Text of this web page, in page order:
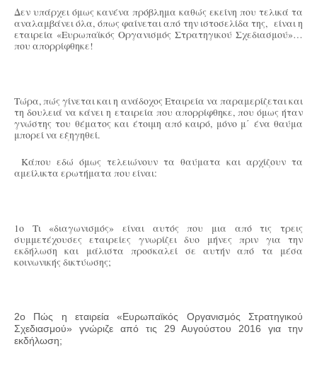
Δεν υπάρχει όμως κανένα πρόβλημα καθώς εκείνη που τελικά τα
αναλαμβάνει όλα, όπως φαίνεται από την ιστοσελίδα της, είναι η
εταιρεία «Ευρωπαϊκός Οργανισμός Στρατηγικού Σχεδιασμού»…
που απορρίφθηκε!
Τώρα, πώς γίνεται και η ανάδοχος Εταιρεία να παραμερίζεται και
τη δουλειά να κάνει η εταιρεία που απορρίφθηκε, που όμως ήταν
γνώστης του θέματος και έτοιμη από καιρό, μόνο μ΄ ένα θαύμα
μπορεί να εξηγηθεί.
Κάπου εδώ όμως τελειώνουν τα θαύματα και αρχίζουν τα
αμείλικτα ερωτήματα που είναι:
1ο Τι «διαγωνισμός» είναι αυτός που μια από τις τρεις
συμμετέχουσες εταιρείες γνωρίζει δυο μήνες πριν για την
εκδήλωση και μάλιστα προσκαλεί σε αυτήν από τα μέσα
κοινωνικής δικτύωσης;
2ο Πώς η εταιρεία «Ευρωπαϊκός Οργανισμός Στρατηγικού
Σχεδιασμού» γνώριζε από τις 29 Αυγούστου 2016 για την
εκδήλωση;